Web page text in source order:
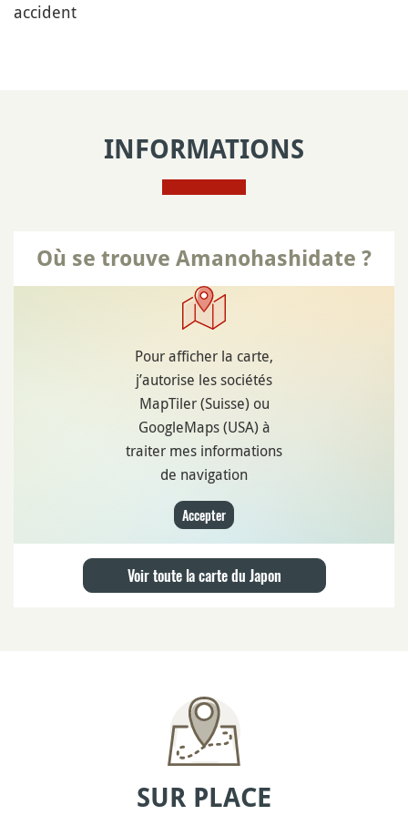
accident
INFORMATIONS
Où se trouve Amanohashidate ?
Pour afficher la carte,
j’autorise les sociétés
MapTiler (Suisse) ou
GoogleMaps (USA) à
traiter mes informations
de navigation
Accepter
Voir toute la carte du Japon
SUR PLACE